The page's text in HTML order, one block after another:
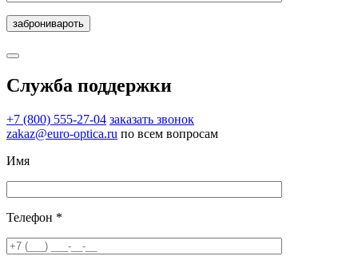
Служба поддержки
+7 (800) 555-27-04 заказать звонок
zakaz@euro-optica.ru по всем вопросам
Имя
Телефон *